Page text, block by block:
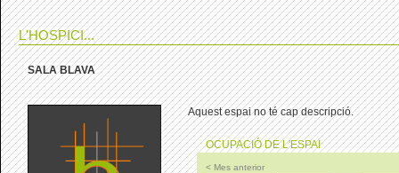
L'HOSPICI...
SALA BLAVA
Aquest espai no té cap descripció.
OCUPACIÓ DE L'ESPAI
< Mes anterior